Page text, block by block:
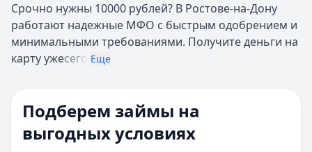
Б
Барнаул
Белгород
Б
Барнаул
Белгород
Срочно нужны 10000 рублей? В Ростове-на-Дону
работают надежные МФО с быстрым одобрением и
минимальными требованиями. Получите деньги на
карту ужесего Еще
Подберем займы на
выгодных условиях